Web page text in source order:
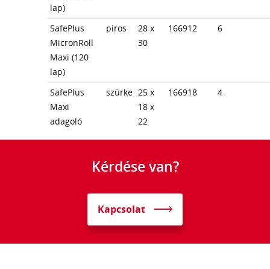
lap)
SafePlus
MicronRoll
Maxi (120
lap)
piros
28 x
30
166912 6
SafePlus
Maxi
adagoló
szürke 25 x
18 x
22
166918 4
Kérdése van?
Kapcsolat